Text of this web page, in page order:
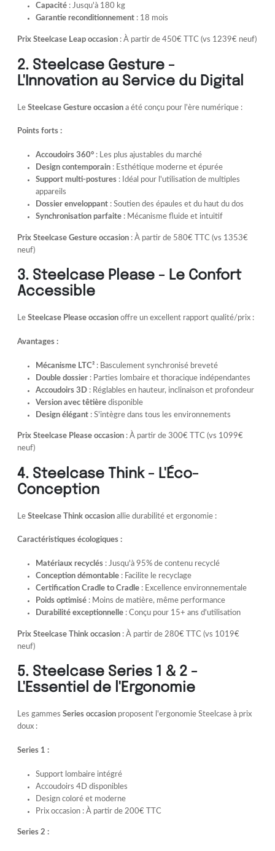
Capacité: Jusqu'à 180 kg
Garantie reconditionnement: 18 mois
Prix Steelcase Leap occasion : À partir de 450€ TTC (vs 1239€ neuf)
2. Steelcase Gesture -
L'Innovation au Service du Digital
LeSteelcase Gesture occasion a été conçu pour l'ère numérique :
Points forts :
Accoudoirs 360°: Les plus ajustables du marché
Design contemporain: Esthétique moderne et épurée
Support multi-postures: Idéal pour l'utilisation de multiples
appareils
Dossier enveloppant: Soutien des épaules et du haut du dos
Synchronisation parfaite: Mécanisme fluide et intuitif
Prix Steelcase Gesture occasion : À partir de 580€ TTC (vs 1353€
neuf)
3. Steelcase Please - Le Confort
Accessible
LeSteelcase Please occasion offre un excellent rapport qualité/prix :
Avantages :
Mécanisme LTC²: Basculement synchronisé breveté
Double dossier: Parties lombaire et thoracique indépendantes
Accoudoirs 3D: Réglables en hauteur, inclinaison et profondeur
Version avec têtièredisponible
Design élégant: S'intègre dans tous les environnements
Prix Steelcase Please occasion : À partir de 300€ TTC (vs 1099€
neuf)
4. Steelcase Think - L'Éco-
Conception
LeSteelcase Think occasion allie durabilité et ergonomie :
Caractéristiques écologiques :
Matériaux recyclés: Jusqu'à 95% de contenu recyclé
Conception démontable: Facilite le recyclage
Certification Cradle to Cradle: Excellence environnementale
Poids optimisé: Moins de matière, même performance
Durabilité exceptionnelle: Conçu pour 15+ ans d'utilisation
Prix Steelcase Think occasion : À partir de 280€ TTC (vs 1019€
neuf)
5. Steelcase Series 1 & 2 -
L'Essentiel de l'Ergonomie
Les gammesSeries occasion proposent l'ergonomie Steelcase à prix
doux :
Series 1 :
Support lombaire intégré
Accoudoirs 4D disponibles
Design coloré et moderne
Prix occasion : À partir de 200€ TTC
Series 2 :